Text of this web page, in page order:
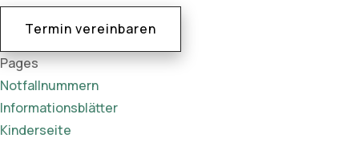
Termin vereinbaren
Pages
Notfallnummern
Informationsblätter
Kinderseite